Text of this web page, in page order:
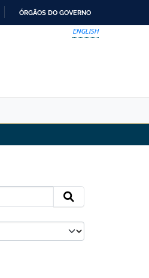
ÓRGÃOS DO GOVERNO
ENGLISH